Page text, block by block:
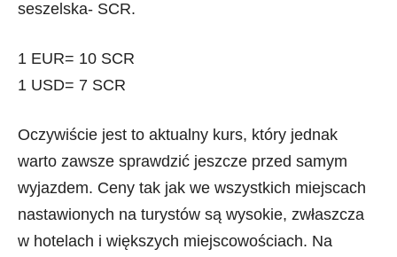
seszelska- SCR.
1 EUR= 10 SCR
1 USD= 7 SCR
Oczywiście jest to aktualny kurs, który jednak
warto zawsze sprawdzić jeszcze przed samym
wyjazdem. Ceny tak jak we wszystkich miejscach
nastawionych na turystów są wysokie, zwłaszcza
w hotelach i większych miejscowościach. Na